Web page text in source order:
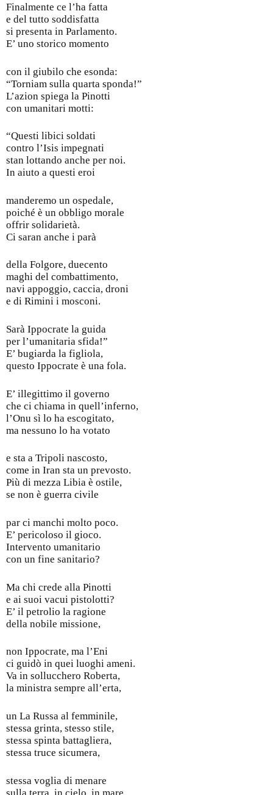
Finalmente ce l’ha fatta
e del tutto soddisfatta
si presenta in Parlamento.
E’ uno storico momento
con il giubilo che esonda:
“Torniam sulla quarta sponda!”
L’azion spiega la Pinotti
con umanitari motti:
“Questi libici soldati
contro l’Isis impegnati
stan lottando anche per noi.
In aiuto a questi eroi
manderemo un ospedale,
poiché è un obbligo morale
offrir solidarietà.
Ci saran anche i parà
della Folgore, duecento
maghi del combattimento,
navi appoggio, caccia, droni
e di Rimini i mosconi.
Sarà Ippocrate la guida
per l’umanitaria sfida!”
E’ bugiarda la figliola,
questo Ippocrate è una fola.
E’ illegittimo il governo
che ci chiama in quell’inferno,
l’Onu sì lo ha escogitato,
ma nessuno lo ha votato
e sta a Tripoli nascosto,
come in Iran sta un prevosto.
Più di mezza Libia è ostile,
se non è guerra civile
par ci manchi molto poco.
E’ pericoloso il gioco.
Intervento umanitario
con un fine sanitario?
Ma chi crede alla Pinotti
e ai suoi vacui pistolotti?
E’ il petrolio la ragione
della nobile missione,
non Ippocrate, ma l’Eni
ci guidò in quei luoghi ameni.
Va in sollucchero Roberta,
la ministra sempre all’erta,
un La Russa al femminile,
stessa grinta, stesso stile,
stessa spinta battagliera,
stessa truce sicumera,
stessa voglia di menare
sulla terra, in cielo, in mare.